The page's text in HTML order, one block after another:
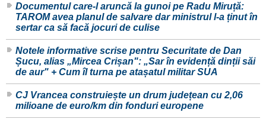
Documentul care-l aruncă la gunoi pe Radu Miruță:
TAROM avea planul de salvare dar ministrul l-a ținut în
sertar ca să facă jocuri de culise
Notele informative scrise pentru Securitate de Dan
Șucu, alias „Mircea Crișan": „Sar în evidență dinții săi
de aur" + Cum îl turna pe atașatul militar SUA
CJ Vrancea construiește un drum județean cu 2,06
milioane de euro/km din fonduri europene